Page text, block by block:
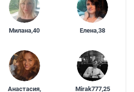
Милана,40 Елена,38
Анастасия,
Mirak777,25